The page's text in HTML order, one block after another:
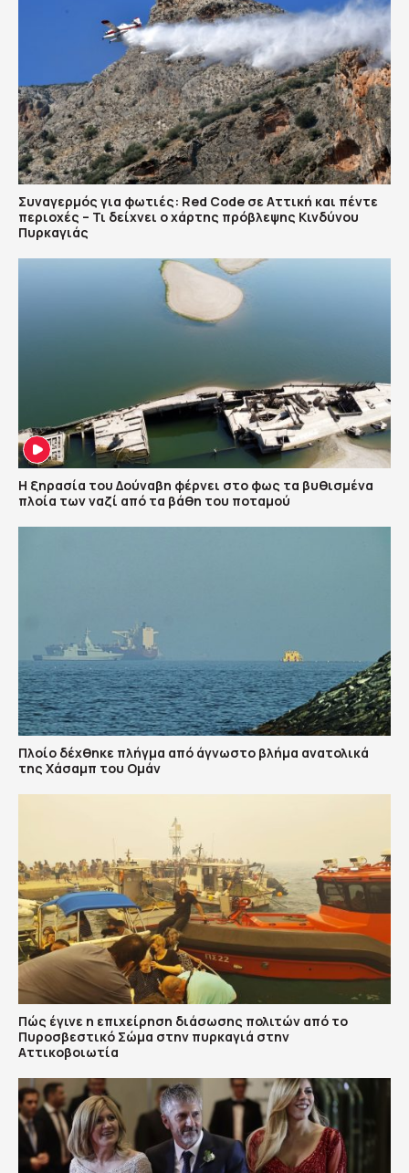
Συναγερμός για φωτιές: Red Code σε Αττική και πέντε
περιοχές – Τι δείχνει ο χάρτης πρόβλεψης Κινδύνου
Πυρκαγιάς
Η ξηρασία του Δούναβη φέρνει στο φως τα βυθισμένα
πλοία των ναζί από τα βάθη του ποταμού
Πλοίο δέχθηκε πλήγμα από άγνωστο βλήμα ανατολικά
της Χάσαμπ του Ομάν
Πώς έγινε η επιχείρηση διάσωσης πολιτών από το
Πυροσβεστικό Σώμα στην πυρκαγιά στην
Αττικοβοιωτία